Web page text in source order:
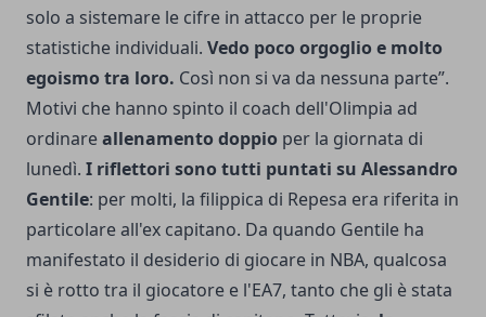
solo a sistemare le cifre in attacco per le proprie
statistiche individuali. Vedo poco orgoglio e molto
egoismo tra loro. Così non si va da nessuna parte”.
Motivi che hanno spinto il coach dell'Olimpia ad
ordinareallenamento doppio per la giornata di
lunedì. I riflettori sono tutti puntati su Alessandro
Gentile: per molti, la filippica di Repesa era riferita in
particolare all'ex capitano. Da quando Gentile ha
manifestato il desiderio di giocare in NBA, qualcosa
si è rotto tra il giocatore e l'EA7, tanto che gli è stata